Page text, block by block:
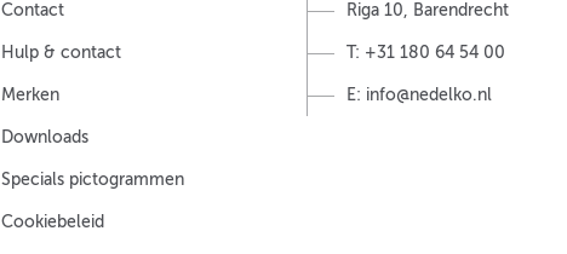
Contact
Hulp & contact
Merken
Downloads
Specials pictogrammen
Cookiebeleid
Riga 10, Barendrecht
T: +31 180 64 54 00
E: info@nedelko.nl